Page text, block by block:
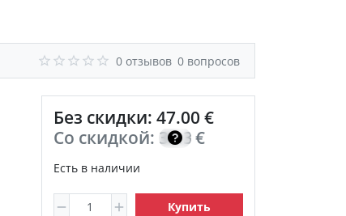
0 отзывов 0 вопросов
Без скидки: 47.00 €
Со скидкой: 33.30
€
Есть в наличии
Купить